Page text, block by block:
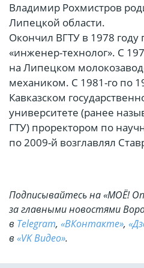
Владимир Рохмистров
Липецкой области.
Окончил ВГТУ в 1978 году
«инженер-технолог». С
на Липецком
механиком. С 1981-го по
Кавказском
университете (ранее
ГТУ) проректором по
по 2009-й возглавлял
Подписывайтесь на «МОЁ!
за главными новостями
в Telegram, «ВКонтакте»,
в «VK Видео».